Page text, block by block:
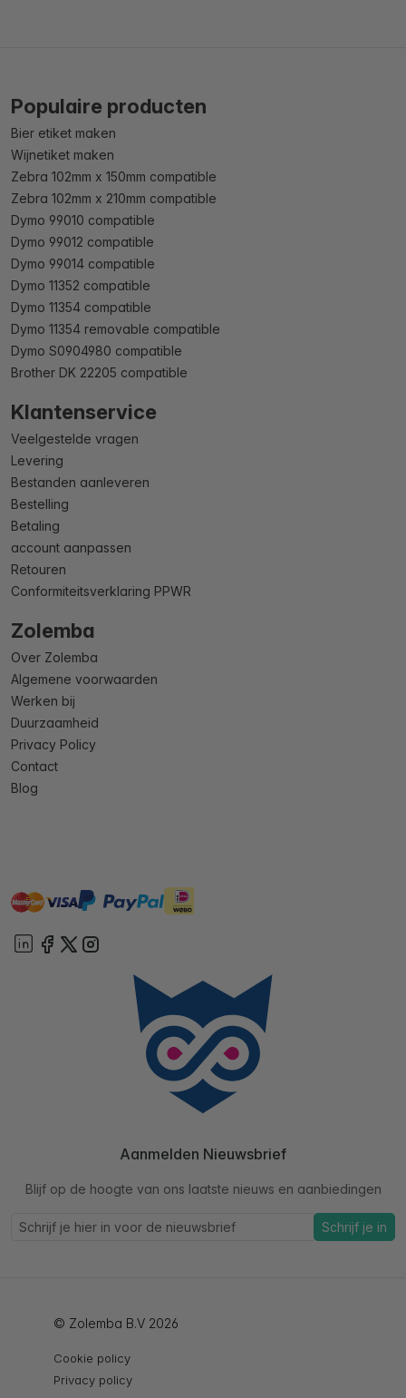
Populaire producten
Bier etiket maken
Wijnetiket maken
Zebra 102mm x 150mm compatible
Zebra 102mm x 210mm compatible
Dymo 99010 compatible
Dymo 99012 compatible
Dymo 99014 compatible
Dymo 11352 compatible
Dymo 11354 compatible
Dymo 11354 removable compatible
Dymo S0904980 compatible
Brother DK 22205 compatible
Klantenservice
Veelgestelde vragen
Levering
Bestanden aanleveren
Bestelling
Betaling
account aanpassen
Retouren
Conformiteitsverklaring PPWR
Zolemba
Over Zolemba
Algemene voorwaarden
Werken bij
Duurzaamheid
Privacy Policy
Contact
Blog
mastervisa paypal ideal
Aanmelden Nieuwsbrief
Blijf op de hoogte van ons laatste nieuws en aanbiedingen
Schrijf je in
© Zolemba B.V 2026
Cookie policy
Privacy policy